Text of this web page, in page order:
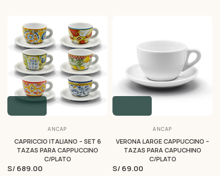
ANCAP
CAPRICCIO ITALIANO – SET 6
TAZAS PARA CAPPUCCINO
C/PLATO
S/ 689.00
ANCAP
VERONA LARGE CAPPUCCINO –
TAZAS PARA CAPUCHINO
C/PLATO
S/ 69.00